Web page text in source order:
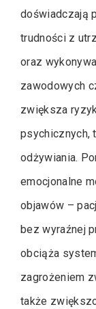
doświadczają
trudności z
oraz
zawodowych
zwiększa
psychicznych,
odżywiania.
emocjonalne
objawów –
bez wyraźnej
obciąża
zagrożeniem
także